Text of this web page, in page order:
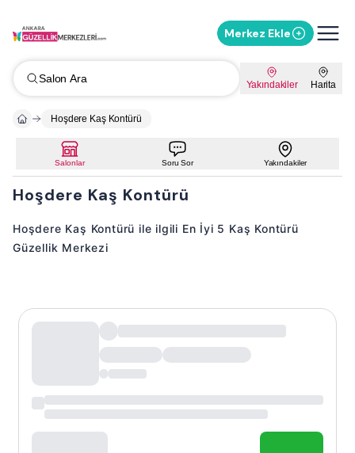
Merkez Ekle
Salon Ara Yakındakiler Harita
Hoşdere Kaş Kontürü
Salonlar Soru Sor Yakındakiler
Hoşdere Kaş Kontürü
Hoşdere Kaş Kontürü ile ilgili En İyi 5 Kaş Kontürü
Güzellik Merkezi